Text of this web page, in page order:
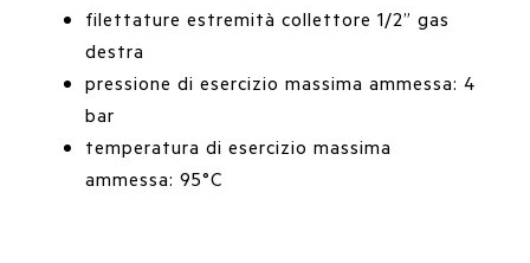
filettature estremità collettore 1/2” gas
destra
pressione di esercizio massima ammessa: 4
bar
temperatura di esercizio massima
ammessa: 95°C